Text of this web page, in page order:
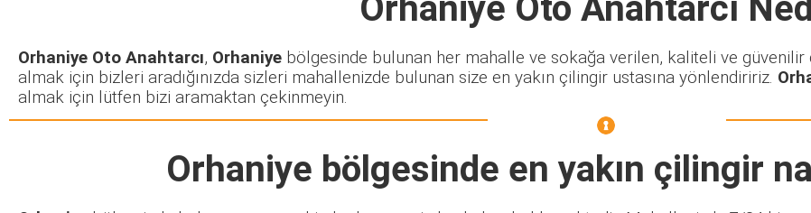
Orhaniye Oto Anahtarcı
Orhaniye Oto Anahtarcı, Orhaniye bölgesinde bulunan her mahalle ve sokağa verilen, kaliteli ve güvenilir
almak için bizleri aradığınızda sizleri mahallenizde bulunan size en yakın çilingir ustasına yönlendiririz.
almak için lütfen bizi aramaktan çekinmeyin.
Orhaniye bölgesinde en yakın çilingir